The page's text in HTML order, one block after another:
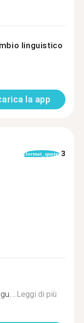
linguistico
la app
format_quote 3
Leggi di più